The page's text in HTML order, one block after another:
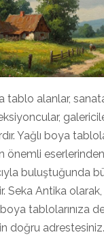
tablo alanlar,
Yağlı boya
önemli
buluştuğunda
Seka Antika
tablolarınıza
doğru